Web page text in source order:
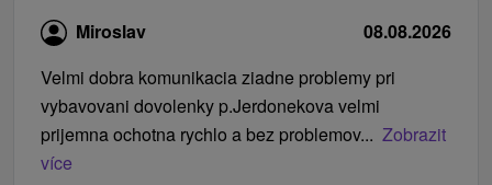
Miroslav
08.08.2026
Velmi dobra komunikacia ziadne problemy pri
vybavovani dovolenky p.Jerdonekova velmi
prijemna ochotna rychlo a bez problemov... Zobrazit
více